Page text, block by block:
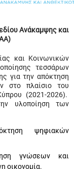
Ανάκαμψης και
και Κοινωνικών
τεσσάρων
για την απόκτηση
στο πλαίσιο του
(2021-2026).
υλοποίηση των
ψηφιακών
γνώσεων και
οικονομία.